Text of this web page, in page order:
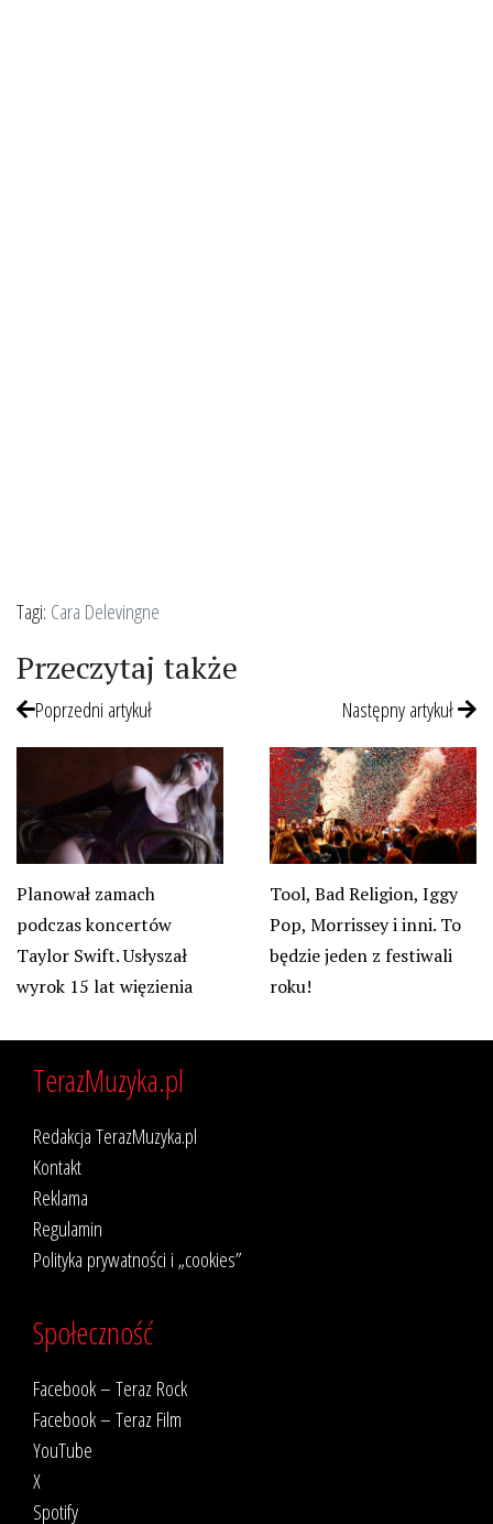
Tagi: Cara Delevingne
Przeczytaj także
Poprzedni artykuł
Planował zamach
podczas koncertów
Taylor Swift. Usłyszał
wyrok 15 lat więzienia
Następny artykuł
Tool, Bad Religion, Iggy
Pop, Morrissey i inni. To
będzie jeden z festiwali
roku!
TerazMuzyka.pl
Redakcja TerazMuzyka.pl
Kontakt
Reklama
Regulamin
Polityka prywatności i „cookies”
Społeczność
Facebook – Teraz Rock
Facebook – Teraz Film
YouTube
X
Spotify